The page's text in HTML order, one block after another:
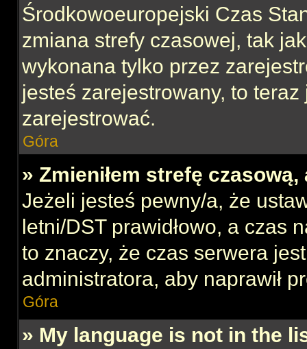
Środkowoeuropejski Czas
zmiana strefy czasowej, tak
wykonana tylko przez
jesteś zarejestrowany, to
zarejestrować.
Góra
» Zmieniłem strefę
Jeżeli jesteś pewny/a, że
letni/DST prawidłowo, a czas
to znaczy, że czas serwera
administratora, aby naprawił
Góra
» My language is not in the